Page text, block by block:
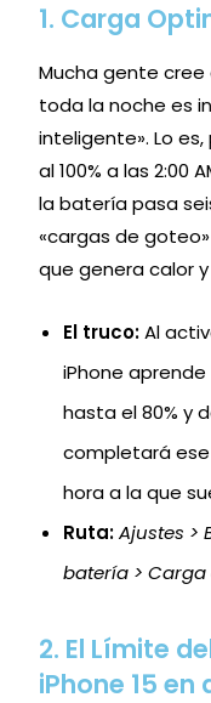
1. Carga
Mucha gente cree
toda la noche es
inteligente». Lo
al 100% a las 2:00
la batería pasa
«cargas de
que genera calor
El truco:Al
iPhone
hasta el 80% y
completará
hora a la que
Ruta: Ajustes >
batería >
2. El Límite
iPhone 15